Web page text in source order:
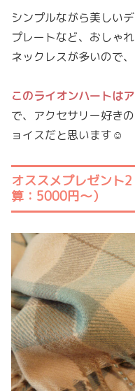
シンプルながら美しい
プレートなど、おしゃ
ネックレスが多いので
このライオンハートは
で、アクセサリー好き
ョイスだと思います☺
オススメプレゼント
算：5000円〜）